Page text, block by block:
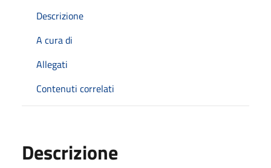
Descrizione
A cura di
Allegati
Contenuti correlati
Descrizione